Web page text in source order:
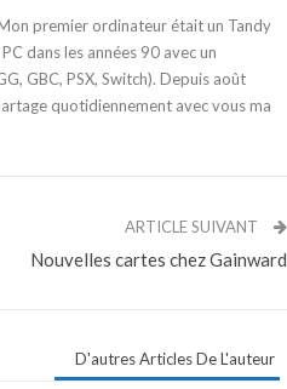
premier ordinateur était un Tandy
dans les années 90 avec un
GBC, PSX, Switch). Depuis août
quotidiennement avec vous ma
ARTICLE SUIVANT
Nouvelles cartes chez Gainward
D'autres Articles De L'auteur